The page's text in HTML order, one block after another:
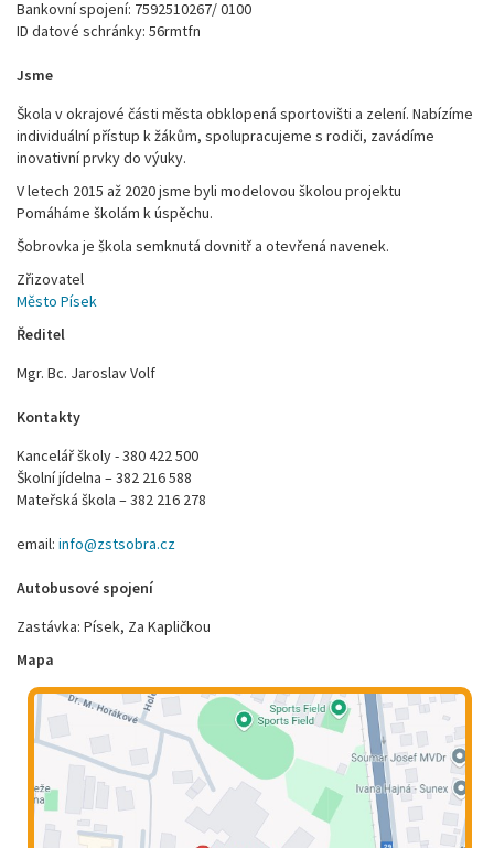
Bankovní spojení: 7592510267/ 0100
ID datové schránky: 56rmtfn
Jsme
Škola v okrajové části města obklopená sportovišti a zelení. Nabízíme
individuální přístup k žákům, spolupracujeme s rodiči, zavádíme
inovativní prvky do výuky.
V letech 2015 až 2020 jsme byli modelovou školou projektu
Pomáháme školám k úspěchu.
Šobrovka je škola semknutá dovnitř a otevřená navenek.
Zřizovatel
Město Písek
Ředitel
Mgr. Bc. Jaroslav Volf
Kontakty
Kancelář školy - 380 422 500
Školní jídelna – 382 216 588
Mateřská škola – 382 216 278
email: info@zstsobra.cz
Autobusové spojení
Zastávka: Písek, Za Kapličkou
Mapa